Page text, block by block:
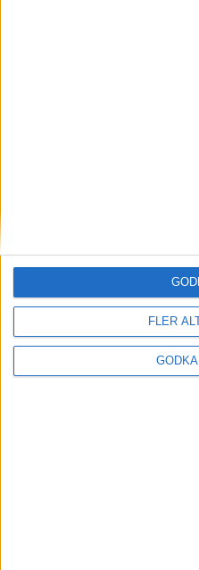
FLER
ASIEN
Berlin Marathon - ett lopp
8 okt 1995• Arkiv•